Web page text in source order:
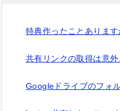
特典作ったことあります
共有リンクの取得は意
Googleドライブのフォ